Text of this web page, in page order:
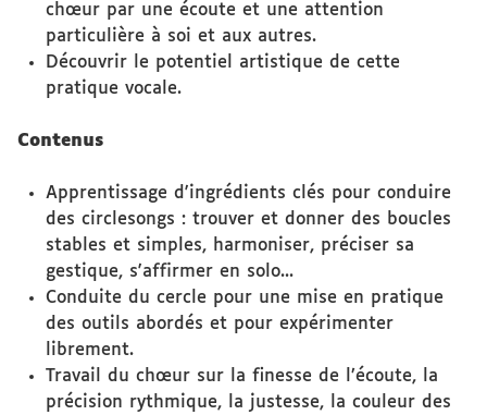
chœur par une écoute et une attention
particulière à soi et aux autres.
Découvrir le potentiel artistique de cette
pratique vocale.
Contenus
Apprentissage d'ingrédients clés pour conduire
des circlesongs : trouver et donner des boucles
stables et simples, harmoniser, préciser sa
gestique, s'affirmer en solo...
Conduite du cercle pour une mise en pratique
des outils abordés et pour expérimenter
librement.
Travail du chœur sur la finesse de l’écoute, la
précision rythmique, la justesse, la couleur des